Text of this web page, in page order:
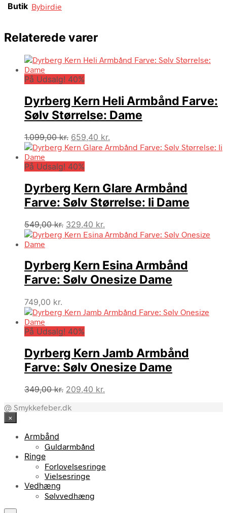
Butik Bybirdie
Relaterede varer
På Udsalg! 40%
Dyrberg Kern Heli Armbånd Farve:
Sølv Størrelse: Dame
1.099,00kr. Den
oprindelige
var:
659,40 kr.
aktuelle
På Udsalg! 40%
Dyrberg Kern Glare Armbånd
Farve: Sølv Størrelse: Ii Dame
549,00kr. Den
oprindelige
549,00 kr..
329,40 kr.
aktuelle
329,40 kr..
Dyrberg Kern Esina Armbånd
Farve: Sølv Onesize Dame
749,00 kr.
På Udsalg! 40%
Dyrberg Kern Jamb Armbånd
Farve: Sølv Onesize Dame
349,00kr. Den
pris
209,40 kr.
@ Smykkefeber.dk
×
Armbånd
Guldarmbånd
Ringe
Forlovelsesringe
Vielsesringe
Vedhæng
Sølvvedhæng